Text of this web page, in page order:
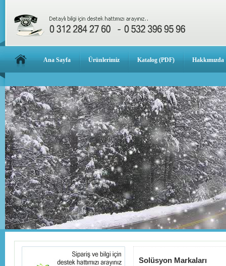
Solüsyon Markaları
Ana Sayfa Ürünlerimiz Katalog (PDF) Hakkımızda